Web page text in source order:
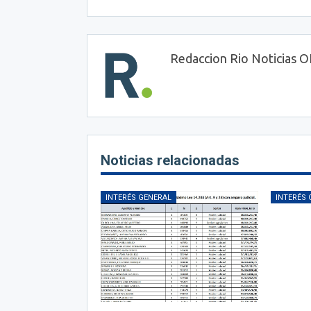
Redaccion Rio Noticias
Noticias relacionadas
INTERÉS GENERAL INTERÉS